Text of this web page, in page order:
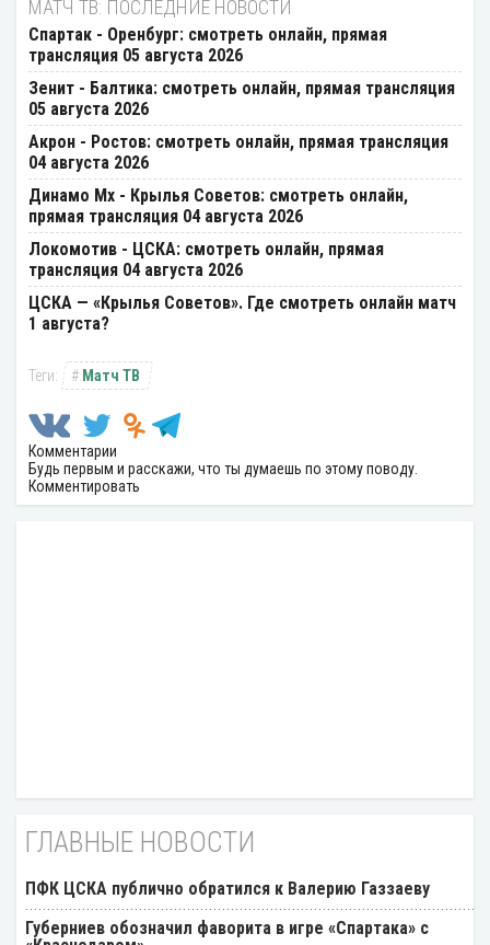
МАТЧ ТВ: ПОСЛЕДНИЕ НОВОСТИ
Спартак - Оренбург: смотреть онлайн, прямая
трансляция 05 августа 2026
Зенит - Балтика: смотреть онлайн, прямая трансляция
05 августа 2026
Акрон - Ростов: смотреть онлайн, прямая трансляция
04 августа 2026
Динамо Мх - Крылья Советов: смотреть онлайн,
прямая трансляция 04 августа 2026
Локомотив - ЦСКА: смотреть онлайн, прямая
трансляция 04 августа 2026
ЦСКА — «Крылья Советов». Где смотреть онлайн матч
1 августа?
Матч ТВ
Комментарии
Будь первым и расскажи, что ты думаешь по этому поводу.
Комментировать
ГЛАВНЫЕ НОВОСТИ
ПФК ЦСКА публично обратился к Валерию Газзаеву
Губерниев обозначил фаворита в игре «Спартака» с